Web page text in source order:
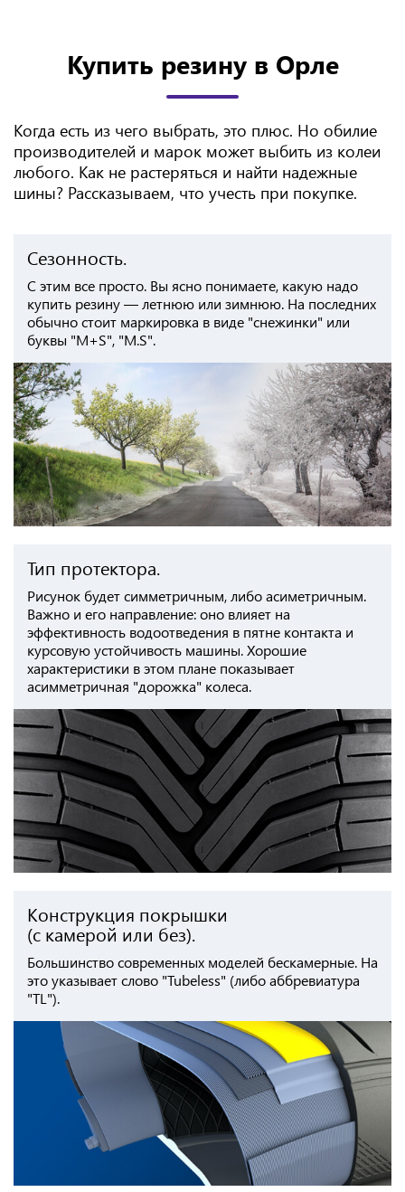
Купить резину в Орле
Когда есть из чего выбрать, это плюс. Но обилие
производителей и марок может выбить из колеи
любого. Как не растеряться и найти надежные
шины? Рассказываем, что учесть при покупке.
Сезонность.
С этим все просто. Вы ясно понимаете, какую надо
купить резину — летнюю или зимнюю. На последних
обычно стоит маркировка в виде "снежинки" или
буквы "М+S", "М.S".
Тип протектора.
Рисунок будет симметричным, либо асиметричным.
Важно и его направление: оно влияет на
эффективность водоотведения в пятне контакта и
курсовую устойчивость машины. Хорошие
характеристики в этом плане показывает
асимметричная "дорожка" колеса.
Конструкция покрышки
(с камерой или без).
Большинство современных моделей бескамерные. На
это указывает слово "Tubeless" (либо аббревиатура
"TL").